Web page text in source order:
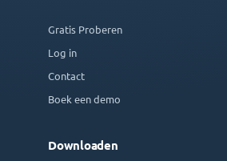
Gratis Proberen
Log in
Contact
Boek een demo
Downloaden